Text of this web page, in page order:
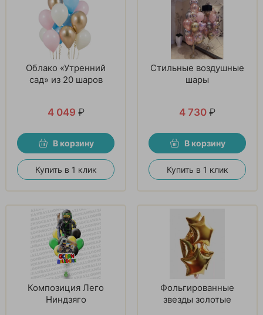
Облако «Утренний
сад» из 20 шаров
4 049 ₽
В корзину
Купить в 1 клик
Стильные воздушные
шары
4 730 ₽
В корзину
Купить в 1 клик
Композиция Лего
Ниндзяго
Фольгированные
звезды золотые